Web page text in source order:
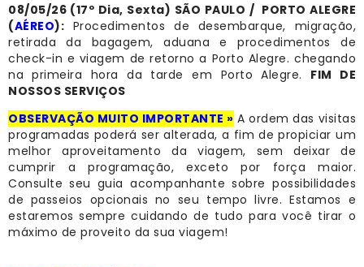
08/05/26 (17º Dia, Sexta) SÃO PAULO / PORTO ALEGRE
(AÉREO): Procedimentos de desembarque, migração,
retirada da bagagem, aduana e procedimentos de
check-in e viagem de retorno a Porto Alegre. chegando
na primeira hora da tarde em Porto Alegre. FIM DE
NOSSOS SERVIÇOS
OBSERVAÇÃO MUITO IMPORTANTE » A ordem das visitas
programadas poderá ser alterada, a fim de propiciar um
melhor aproveitamento da viagem, sem deixar de
cumprir a programação, exceto por força maior.
Consulte seu guia acompanhante sobre possibilidades
de passeios opcionais no seu tempo livre. Estamos e
estaremos sempre cuidando de tudo para você tirar o
máximo de proveito da sua viagem!